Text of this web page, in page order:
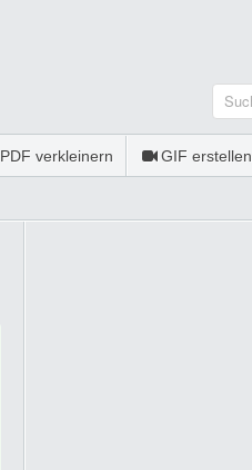
PDF verkleinern GIF erstellen